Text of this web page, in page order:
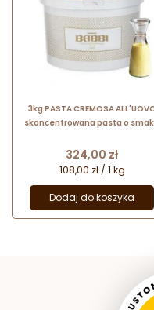
3kg PASTA CREMOSA
skoncentrowana pasta o
Cena
324,00 zł
108,00 zł / 1 kg
Dodaj do koszyka